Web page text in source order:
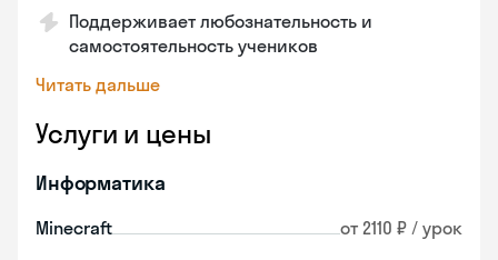
Поддерживает любознательность и
самостоятельность учеников
Читать дальше
Услуги и цены
Информатика
Minecraft от 2110 ₽ / урок